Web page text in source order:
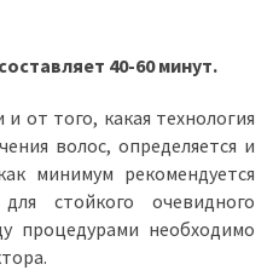
40-60 минут.
от того, какая технология
волос, определяется и
минимум рекомендуется
стойкого очевидного
процедурами необходимо